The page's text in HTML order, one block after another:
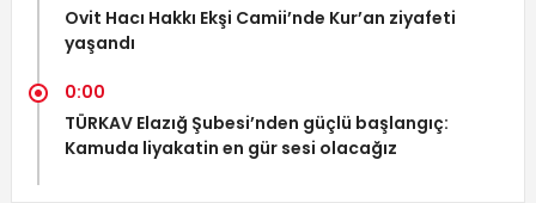
Ovit Hacı Hakkı Ekşi Camii’nde Kur’an ziyafeti
yaşandı
0:00
TÜRKAV Elazığ Şubesi’nden güçlü başlangıç:
Kamuda liyakatin en gür sesi olacağız